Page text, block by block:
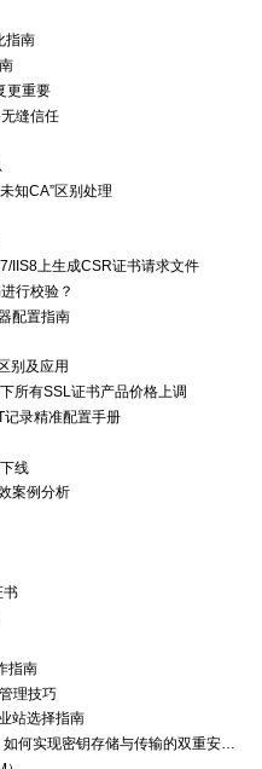
指南
更重要
缝信任
知CA”区别处理
IIS8上生成CSR证书请求文件
行校验？
配置指南
别及应用
所有SSL证书产品价格上调
录精准配置手册
线
案例分析
书
指南
理技巧
站选择指南
SSL证书与硬件安全模块HSM深度解析：如何实现密钥存储与传输的双重安全防护？